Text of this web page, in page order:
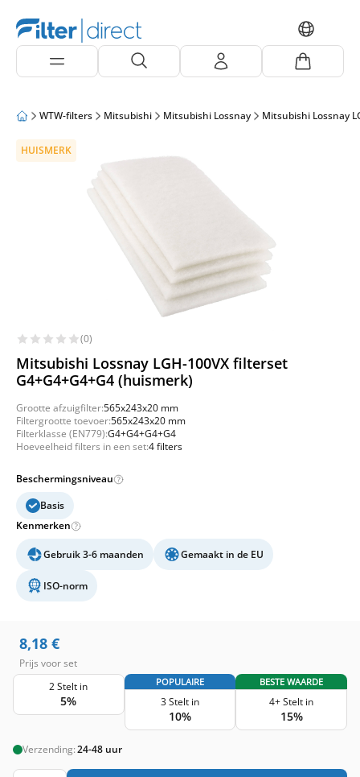
WTW-filters Mitsubishi Mitsubishi Lossnay Mitsubishi Lossnay
HUISMERK
(0)
Mitsubishi Lossnay LGH-100VX filterset
G4+G4+G4+G4 (huismerk)
Grootte afzuigfilter:565x243x20 mm
Filtergrootte toevoer:565x243x20 mm
Filterklasse (EN779):G4+G4+G4+G4
Hoeveelheid filters in een set:4 filters
Beschermingsniveau
Basis
Kenmerken
Gebruik 3-6 maanden Gemaakt in de EU
ISO-norm
8,18 €
Prijs voor set
2 Stelt in
5%
POPULAIRE
3 Stelt in
10%
BESTE WAARDE
4+ Stelt in
15%
Verzending:24-48 uur